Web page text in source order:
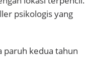
psikologis yang
paruh kedua tahun